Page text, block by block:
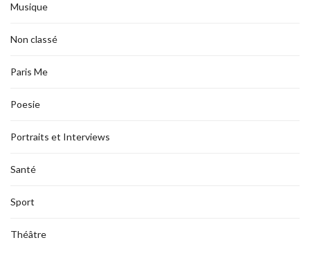
Musique
Non classé
Paris Me
Poesie
Portraits et Interviews
Santé
Sport
Théâtre